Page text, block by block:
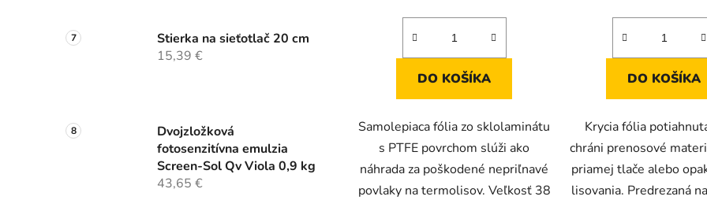
Stierka na sieťotlač 20 cm
15,39 €
Dvojzložková
fotosenzitívna emulzia
Screen-Sol Qv Viola 0,9 kg
43,65 €
DO KOŠÍKA
Samolepiaca fólia zo sklolaminátu
s PTFE povrchom slúži ako
náhrada za poškodené nepriľnavé
povlaky na termolisov. Veľkosť 38
DO KOŠÍKA
Krycia fólia
chráni prenosové
priamej tlače alebo
lisovania. Predrezaná